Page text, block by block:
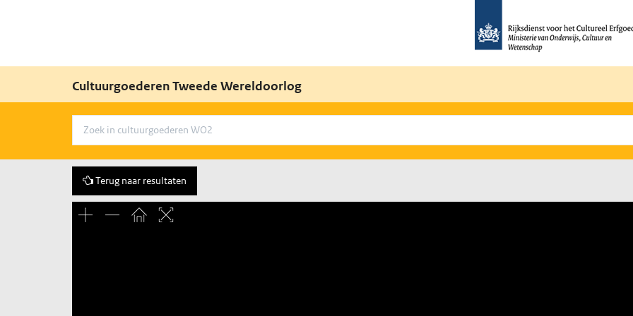
Cultuurgoederen Tweede Wereldoorlog
Terug naar resultaten